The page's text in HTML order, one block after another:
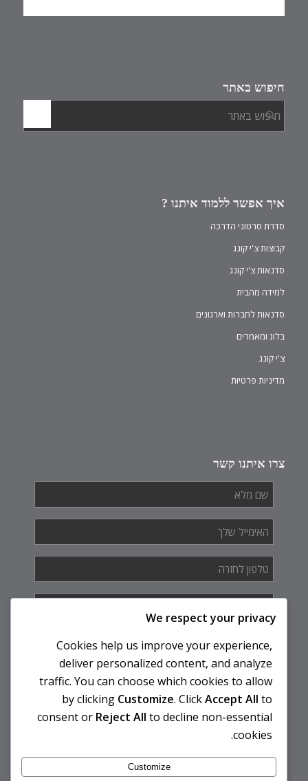
חיפוש באתר
איך אפשר ללמוד איתנו ?
סדרת סרטוני הדרכה
קבוצות צ'י קונג
סדנאות צ'י קונג
למידה מהבית
סדנאות לחברות וארגונים
בלוג ומאמרים
צ'י קונג
מדיניות פרטיות
צרו איתנו קשר
שם
מלא *
האימייל
שלך *
טלפון
לחזרה *
איך
יכולים
לך?
We respect your privacy
Cookies help us improve your experience,
deliver personalized content, and analyze
traffic. You can choose which cookies to allow
by clicking Customize. ClickAccept All to
consent or Reject All to decline non-essential
cookies.
Customize